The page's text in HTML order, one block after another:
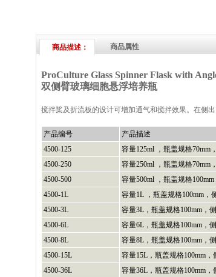
商品描述： 商品属性
ProCulture Glass Spinner Flask with
双侧臂玻璃细胞悬浮培养瓶
搅拌桨及折流板的设计可增加通气和搅拌效果。在侧
产品编号 产品描述
4500-125
容量125ml ，瓶盖规格70mm
4500-250
容量250ml ，瓶盖规格70mm
4500-500
容量500ml ，瓶盖规格100mm
4500-1L
容量1L ，瓶盖规格100mm，
4500-3L
容量3L，瓶盖规格100mm，
4500-6L
容量6L，瓶盖规格100mm，
4500-8L
容量8L，瓶盖规格100mm，
4500-15L
容量15L，瓶盖规格100mm，
4500-36L
容量36L，瓶盖规格100mm，